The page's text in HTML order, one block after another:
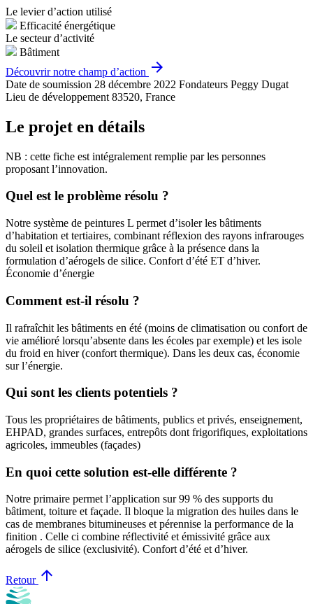
Le levier d’action utilisé
Efficacité énergétique
Le secteur d’activité
Bâtiment
Découvrir notre champ d’action arrow_forward
Date de soumission 28 décembre 2022 Fondateurs Peggy Dugat
Lieu de développement 83520, France
Le projet en détails
NB : cette fiche est intégralement remplie par les personnes
proposant l’innovation.
Quel est le problème résolu ?
Notre système de peintures L permet d’isoler les bâtiments
d’habitation et tertiaires, combinant réflexion des rayons infrarouges
du soleil et isolation thermique grâce à la présence dans la
formulation d’aérogels de silice. Confort d’été ET d’hiver.
Économie d’énergie
Comment est-il résolu ?
Il rafraîchit les bâtiments en été (moins de climatisation ou confort de
vie amélioré lorsqu’absente dans les écoles par exemple) et les isole
du froid en hiver (confort thermique). Dans les deux cas, économie
sur l’énergie.
Qui sont les clients potentiels ?
Tous les propriétaires de bâtiments, publics et privés, enseignement,
EHPAD, grandes surfaces, entrepôts dont frigorifiques, exploitations
agricoles, immeubles (façades)
En quoi cette solution est-elle différente ?
Notre primaire permet l’application sur 99 % des supports du
bâtiment, toiture et façade. Il bloque la migration des huiles dans le
cas de membranes bitumineuses et pérennise la performance de la
finition . Celle ci combine réflectivité et émissivité grâce aux
aérogels de silice (exclusivité). Confort d’été et d’hiver.
Retour arrow_upward